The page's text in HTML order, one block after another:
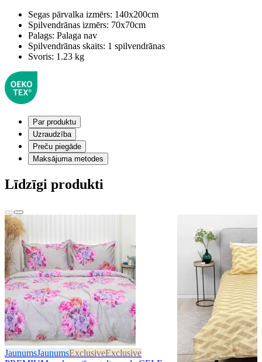
Segas pārvalka izmērs: 140x200cm
Spilvendrānas izmērs: 70x70cm
Palags: Palaga nav
Spilvendrānas skaits: 1 spilvendrānas
Svoris: 1.23 kg
Par produktu
Uzraudzība
Preču piegāde
Maksājuma metodes
Līdzīgi produkti
JaunumsJaunumsExclusiveExclusive